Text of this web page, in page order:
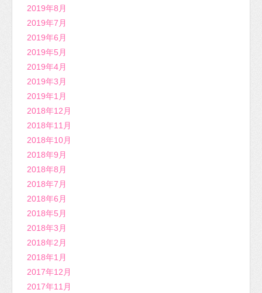
2019年8月
2019年7月
2019年6月
2019年5月
2019年4月
2019年3月
2019年1月
2018年12月
2018年11月
2018年10月
2018年9月
2018年8月
2018年7月
2018年6月
2018年5月
2018年3月
2018年2月
2018年1月
2017年12月
2017年11月